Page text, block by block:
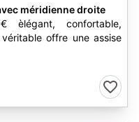
méridienne droite
confortable,
offre une assise